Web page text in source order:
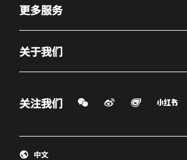
更多服务
关于我们
关注我们 微信扫一扫
微博
打开新窗口
飞猪
打开新窗口
打开
中文